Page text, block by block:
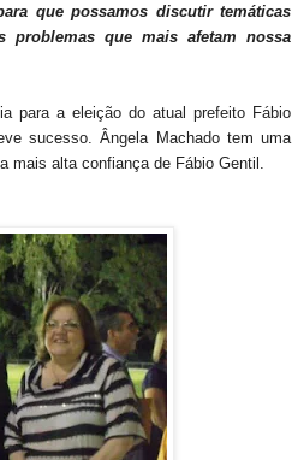
que possamos discutir temáticas
problemas que mais afetam nossa
para a eleição do atual prefeito Fábio
sucesso. Ângela Machado tem uma
mais alta confiança de Fábio Gentil.